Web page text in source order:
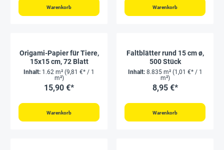
Warenkorb Warenkorb
Origami-Papier für Tiere,
15x15 cm, 72 Blatt
Inhalt: 1.62 m² (9,81 €* / 1
m²)
15,90 €*
Warenkorb
Faltblätter rund 15 cm ø,
500 Stück
Inhalt: 8.835 m² (1,01 €* / 1
m²)
8,95 €*
Warenkorb